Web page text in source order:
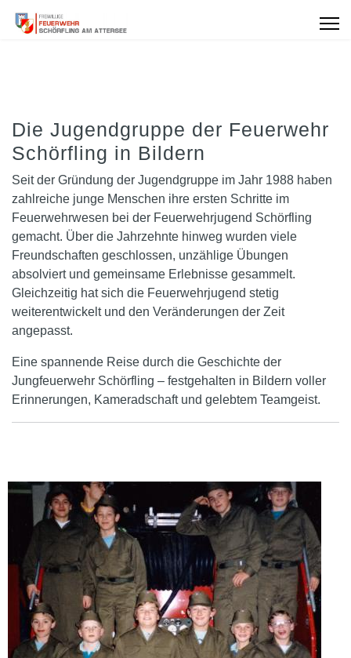
Die Jugendgruppe der Feuerwehr
Schörfling in Bildern
Seit der Gründung der Jugendgruppe im Jahr 1988 haben
zahlreiche junge Menschen ihre ersten Schritte im
Feuerwehrwesen bei der Feuerwehrjugend Schörfling
gemacht. Über die Jahrzehnte hinweg wurden viele
Freundschaften geschlossen, unzählige Übungen
absolviert und gemeinsame Erlebnisse gesammelt.
Gleichzeitig hat sich die Feuerwehrjugend stetig
weiterentwickelt und den Veränderungen der Zeit
angepasst.
Eine spannende Reise durch die Geschichte der
Jungfeuerwehr Schörfling – festgehalten in Bildern voller
Erinnerungen, Kameradschaft und gelebtem Teamgeist.